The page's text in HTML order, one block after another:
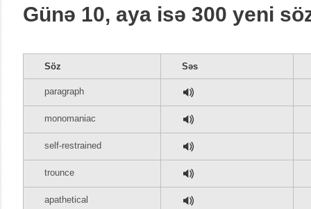
Günə 10, aya isə 300 yeni
Söz Səs
paragraph
monomaniac
self-restrained
trounce
apathetical